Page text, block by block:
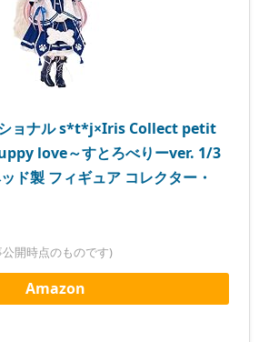
ショナル s*t*j×Iris Collect petit
love～すとろべりーver. 1/3
ド製 フィギュア コレクター・
開時点のものです)
Amazon